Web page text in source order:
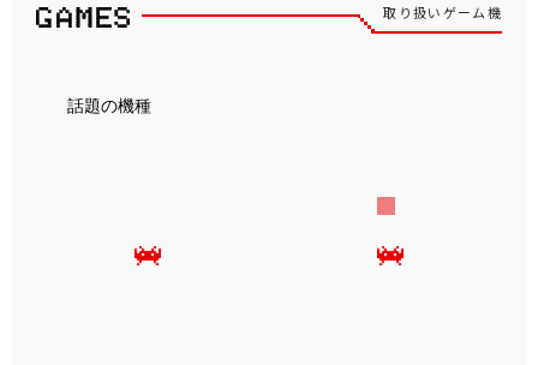
取り扱いゲーム機
話題の機種